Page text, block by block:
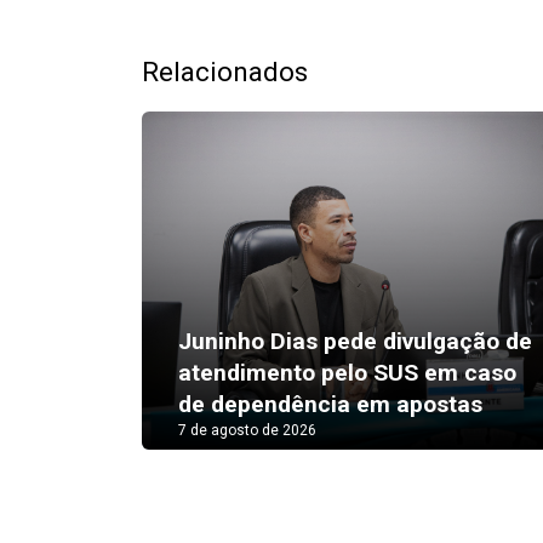
Relacionados
Juninho Dias pede divulgação de
atendimento pelo SUS em caso
de dependência em apostas
7 de agosto de 2026